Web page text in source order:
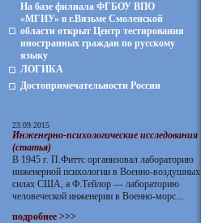
На базе филиала ФГБОУ ВПО
«МГИУ» в г.Вязьме Смоленской
области открыт Центр тестирования
иностранных граждан по русскому
языку
ЛОГИКА
Достопримечательности России
23.09.2015
Инженерно-психологические исследования
(статья)
В 1945 г. П.Фиттс организовал лабораторию
инженерной психологии в Военно-воздушных
силах США, а Ф.Тейлор — лабораторию
человеческой инженерии в Военно-морс...
подробнее >>>